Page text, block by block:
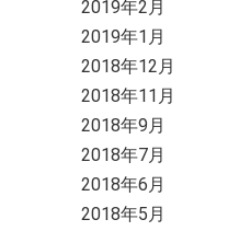
2019年2月
2019年1月
2018年12月
2018年11月
2018年9月
2018年7月
2018年6月
2018年5月